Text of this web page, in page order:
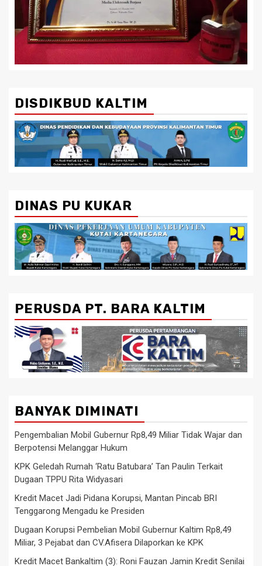
DISDIKBUD KALTIM
DINAS PU KUKAR
PERUSDA PT. BARA KALTIM
BANYAK DIMINATI
Pengembalian Mobil Gubernur Rp8,49 Miliar Tidak Wajar dan
Berpotensi Melanggar Hukum
KPK Geledah Rumah ‘Ratu Batubara’ Tan Paulin Terkait
Dugaan TPPU Rita Widyasari
Kredit Macet Jadi Pidana Korupsi, Mantan Pincab BRI
Tenggarong Mengadu ke Presiden
Dugaan Korupsi Pembelian Mobil Gubernur Kaltim Rp8,49
Miliar, 3 Pejabat dan CV.Afisera Dilaporkan ke KPK
Kredit Macet Bankaltim (3): Roni Fauzan Jamin Kredit Senilai